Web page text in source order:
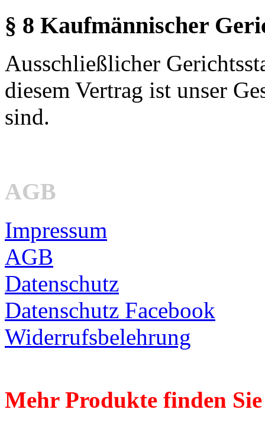
§ 8 Kaufmännischer
Ausschließlicher
diesem Vertrag ist unser
sind.
AGB
Impressum
AGB
Datenschutz
Datenschutz Facebook
Widerrufsbelehrung
Mehr Produkte finden